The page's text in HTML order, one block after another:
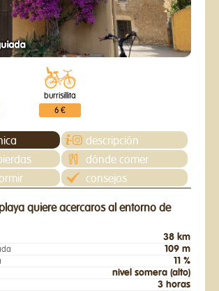
burrisillita
6 €
descripción
dónde comer
consejos
quiere acercaros al entorno de
38 km
109 m
11 %
nivel somera (alto)
3 horas